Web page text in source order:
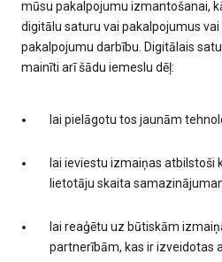
mūsu pakalpojumu izmantošanai,
digitālu saturu vai pakalpojumus
pakalpojumu darbību. Digitālais
mainīti arī šādu iemeslu dēļ:
lai pielāgotu tos jaunām
lai ieviestu izmaiņas atbilstoši
lietotāju skaita
lai reaģētu uz būtiskām
partnerībām, kas ir izveidotas